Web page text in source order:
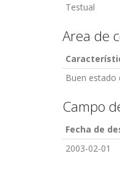
Testual
Area de
Buen estado
Campo
Fecha de
2003-02-01